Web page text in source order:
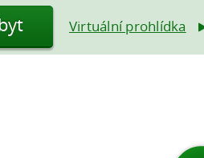
Virtuální prohlídka